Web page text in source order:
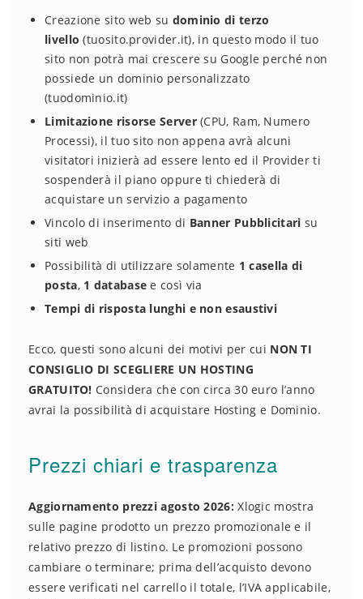
Creazione sito web su dominio di terzo
livello (tuosito.provider.it), in questo modo il tuo
sito non potrà mai crescere su Google perché non
possiede un dominio personalizzato
(tuodominio.it)
Limitazione risorse Server(CPU, Ram, Numero
Processi), il tuo sito non appena avrà alcuni
visitatori inizierà ad essere lento ed il Provider ti
sospenderà il piano oppure ti chiederà di
acquistare un servizio a pagamento
Vincolo di inserimento di Banner Pubblicitari su
siti web
Possibilità di utilizzare solamente 1 casella di
posta, 1 database e così via
Tempi di risposta lunghi e non esaustivi
Ecco, questi sono alcuni dei motivi per cui NON TI
CONSIGLIO DI SCEGLIERE UN HOSTING
GRATUITO! Considera che con circa 30 euro l’anno
avrai la possibilità di acquistare Hosting e Dominio.
Prezzi chiari e trasparenza
Aggiornamento prezzi agosto 2026: Xlogic mostra
sulle pagine prodotto un prezzo promozionale e il
relativo prezzo di listino. Le promozioni possono
cambiare o terminare; prima dell’acquisto devono
essere verificati nel carrello il totale, l’IVA applicabile,